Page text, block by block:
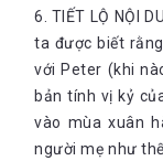
6. TIẾT LỘ NỘI
ta được biết
với Peter (khi
bản tính vị kỷ
vào mùa xuân
người mẹ như